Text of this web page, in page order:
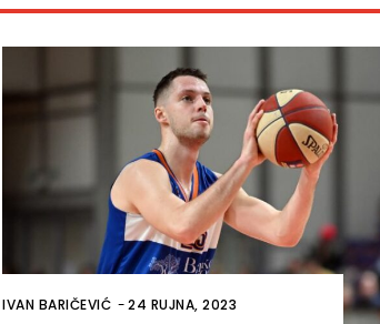
IVAN BARIČEVIĆ -24 RUJNA, 2023